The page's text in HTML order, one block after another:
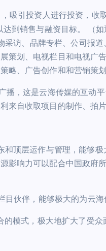
吸引投资人进行投资，收
到销售与融资目标。 （
访、品牌专栏、公司报
策划、电视栏目和电视广
略、广告创作和和营销策
播，这是云海传媒的互动
来自收取项目的制作、拍片
和顶层运作与管理，能够
影响力可以配合中国政府
伙伴，能够极大的为云海
的模式，极大地扩大了受